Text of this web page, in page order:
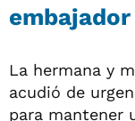
La hermana y
acudió de
para mantener